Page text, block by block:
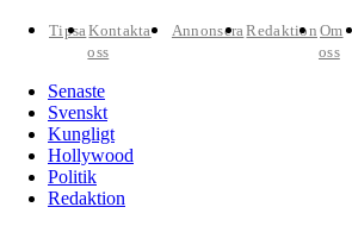
TipsaKontakta
oss
AnnonseraRedaktion Om
oss
Senaste
Svenskt
Kungligt
Hollywood
Politik
Redaktion